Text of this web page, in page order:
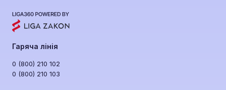
Гаряча лінія
0 (800) 210 102
0 (800) 210 103